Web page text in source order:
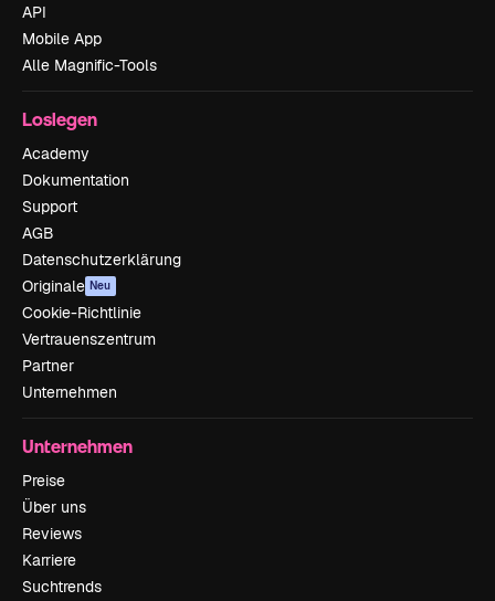
API
Mobile App
Alle Magnific-Tools
Loslegen
Academy
Dokumentation
Support
AGB
Datenschutzerklärung
Originale Neu
Cookie-Richtlinie
Vertrauenszentrum
Partner
Unternehmen
Unternehmen
Preise
Über uns
Reviews
Karriere
Suchtrends